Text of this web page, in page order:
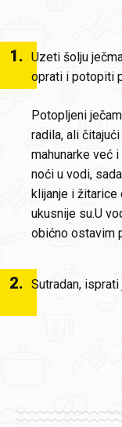
1. Uzeti šolju
oprati i potopiti
Potopljeni
radila, ali
mahunarke već
noći u vodi,
klijanje i žitarice
ukusnije su.U
obićno ostavim
2. Sutradan,